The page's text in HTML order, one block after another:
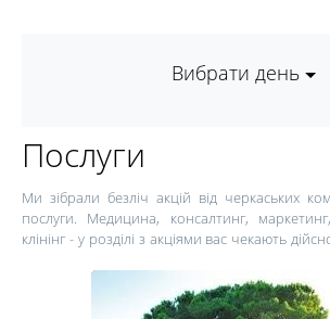
Вибрати день
Послуги
Ми зібрали безліч акцій від черкаських
послуги. Медицина, консалтинг,
клінінг - у розділі з акціями вас чекають
гаманця. А in.ck.ua подбає, щоб ви завжди
кількох вигідних акцій і знижок.